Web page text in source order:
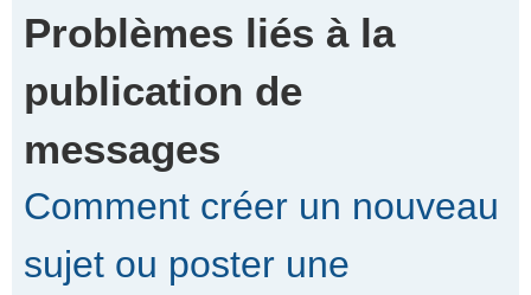
Problèmes liés à la
publication de
messages
Comment créer un nouveau
sujet ou poster une